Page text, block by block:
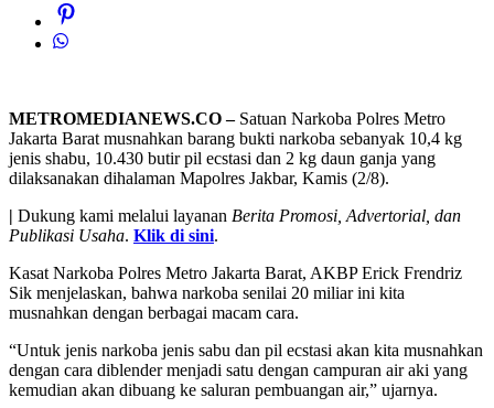
METROMEDIANEWS.CO –Satuan Narkoba Polres Metro
Jakarta Barat musnahkan barang bukti narkoba sebanyak 10,4 kg
jenis shabu, 10.430 butir pil ecstasi dan 2 kg daun ganja yang
dilaksanakan dihalaman Mapolres Jakbar, Kamis (2/8).
| Dukung kami melalui layanan Berita Promosi, Advertorial, dan
Publikasi Usaha. Klik di sini.
Kasat Narkoba Polres Metro Jakarta Barat, AKBP Erick Frendriz
Sik menjelaskan, bahwa narkoba senilai 20 miliar ini kita
musnahkan dengan berbagai macam cara.
“Untuk jenis narkoba jenis sabu dan pil ecstasi akan kita musnahkan
dengan cara diblender menjadi satu dengan campuran air aki yang
kemudian akan dibuang ke saluran pembuangan air,” ujarnya.